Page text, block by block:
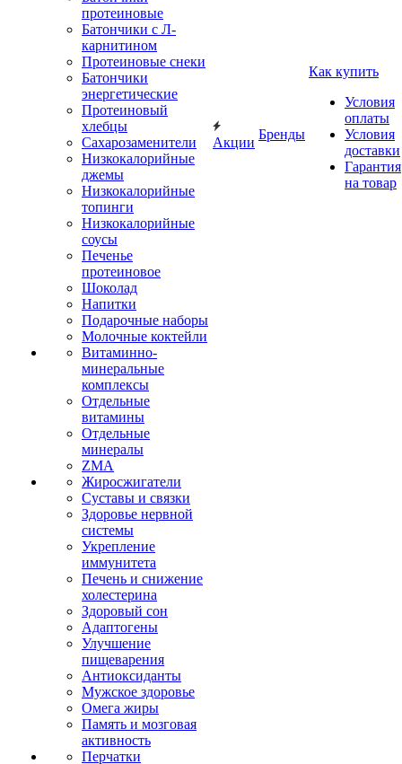
протеиновые
Батончики с Л-
карнитином
Протеиновые снеки
Батончики
энергетические
Протеиновый
хлебцы
Сахарозаменители
Низкокалорийные
джемы
Низкокалорийные
топинги
Низкокалорийные
соусы
Печенье
протеиновое
Шоколад
Напитки
Подарочные наборы
Молочные коктейли
Витаминно-
минеральные
комплексы
Отдельные
витамины
Отдельные
минералы
ZMA
Жиросжигатели
Суставы и связки
Здоровье нервной
системы
Укрепление
иммунитета
Печень и снижение
холестерина
Здоровый сон
Адаптогены
Улучшение
пищеварения
Антиоксиданты
Мужское здоровье
Омега жиры
Память и мозговая
активность
Перчатки
Акции
Бренды
Как купить
Условия
оплаты
Условия
доставки
Гарантия
на товар